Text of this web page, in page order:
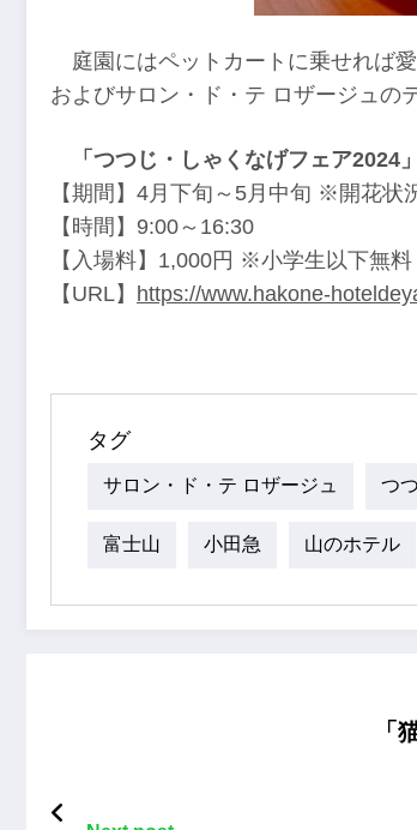
庭園にはペットカートに乗せれば
およびサロン・ド・テ ロザージュの
「つつじ・しゃくなげフェア2024」
【期間】4月下旬～5月中旬 ※開花状
【時間】9:00～16:30
【入場料】1,000円 ※小学生以下無料
【URL】 https://www.hakone-
タグ
サロン・ド・テ ロザージュ つ
富士山 小田急 山のホテル
「